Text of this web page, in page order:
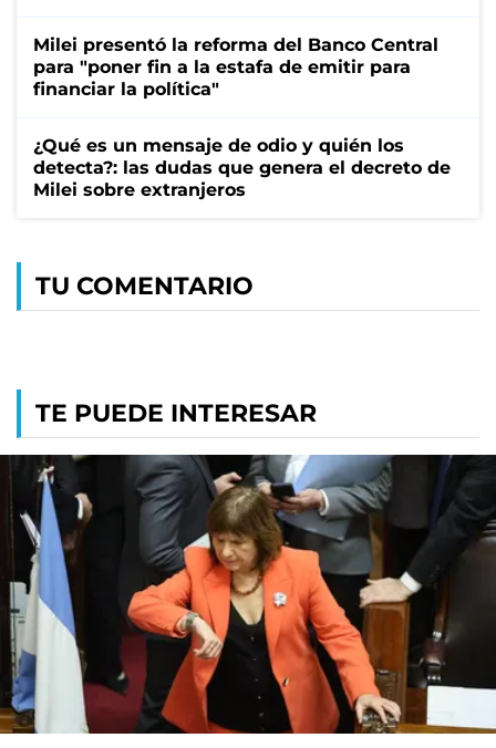
Milei presentó la reforma del Banco Central
para "poner fin a la estafa de emitir para
financiar la política"
¿Qué es un mensaje de odio y quién los
detecta?: las dudas que genera el decreto de
Milei sobre extranjeros
TU COMENTARIO
TE PUEDE INTERESAR